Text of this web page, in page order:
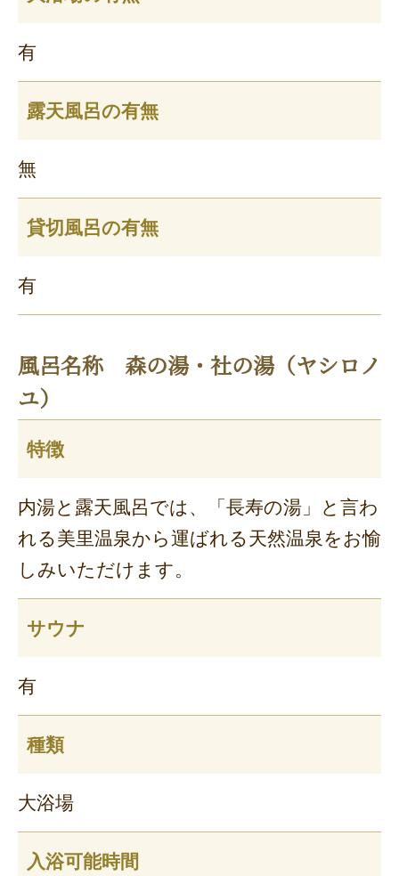
有
露天風呂の有無
無
貸切風呂の有無
有
風呂名称 森の湯・社の湯（ヤシロノ
ユ）
特徴
内湯と露天風呂では、「長寿の湯」と言わ
れる美里温泉から運ばれる天然温泉をお愉
しみいただけます。
サウナ
有
種類
大浴場
入浴可能時間